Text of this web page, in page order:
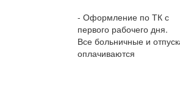
- Оформление по ТК с
первого рабочего дня.
Все больничные и
оплачиваются